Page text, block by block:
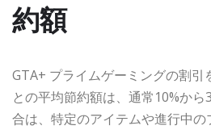
約額
GTA+ プライムゲーミングの割
との平均節約額は、通常10%か
合は、特定のアイテムや進行中